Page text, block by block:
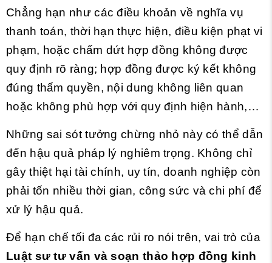
Chẳng hạn như các điều khoản về nghĩa vụ
thanh toán, thời hạn thực hiện, điều kiện phạt vi
phạm, hoặc chấm dứt hợp đồng không được
quy định rõ ràng; hợp đồng được ký kết không
đúng thẩm quyền, nội dung không liên quan
hoặc không phù hợp với quy định hiện hành,…
Những sai sót tưởng chừng nhỏ này có thể dẫn
đến hậu quả pháp lý nghiêm trọng. Không chỉ
gây thiệt hại tài chính, uy tín, doanh nghiệp còn
phải tốn nhiều thời gian, công sức và chi phí để
xử lý hậu quả.
Để hạn chế tối đa các rủi ro nói trên, vai trò của
Luật sư tư vấn và soạn thảo hợp đồng kinh